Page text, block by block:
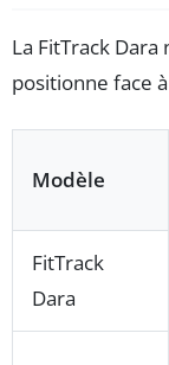
La FitTrack
positionne face
Modèle
FitTrack
Dara